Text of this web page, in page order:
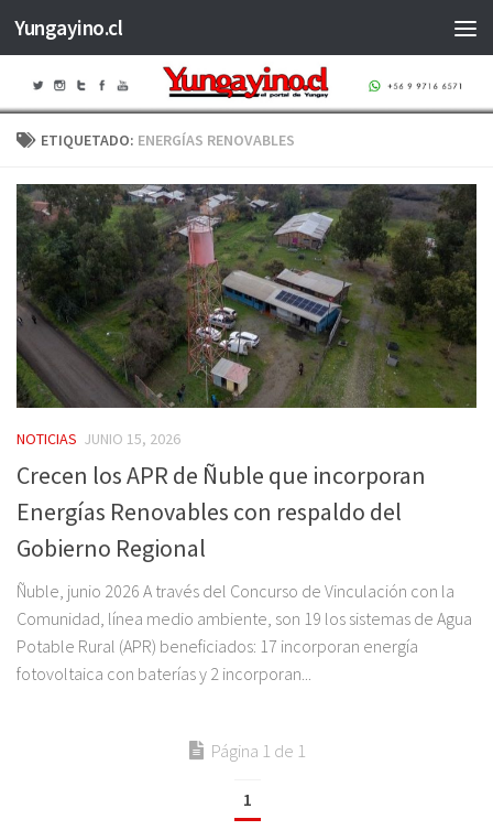
Saltar al contenido
Yungayino.cl
ETIQUETADO: ENERGÍAS RENOVABLES
NOTICIAS JUNIO 15, 2026
Crecen los APR de Ñuble que incorporan
Energías Renovables con respaldo del
Gobierno Regional
Ñuble, junio 2026 A través del Concurso de Vinculación con la
Comunidad, línea medio ambiente, son 19 los sistemas de Agua
Potable Rural (APR) beneficiados: 17 incorporan energía
fotovoltaica con baterías y 2 incorporan...
Página 1 de 1
1